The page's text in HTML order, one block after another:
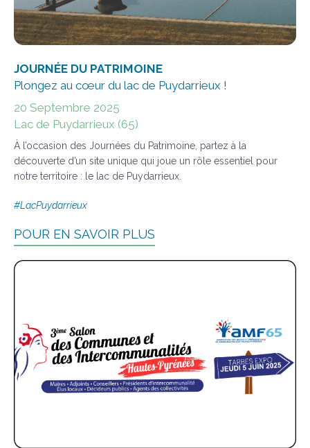
JOURNÉE DU PATRIMOINE
Plongez au cœur du lac de Puydarrieux !
20 Septembre 2025
Lac de Puydarrieux (65)
À l’occasion des Journées du Patrimoine, partez à la
découverte d’un site unique qui joue un rôle essentiel pour
notre territoire : le lac de Puydarrieux.
#LacPuydarrieux
POUR EN SAVOIR PLUS